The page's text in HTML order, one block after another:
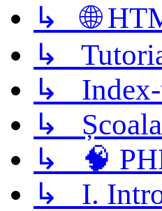
↳ 🌐
↳
↳
↳
↳ 🧠
↳ I.